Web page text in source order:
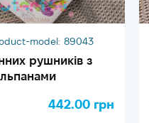
model: 89043
рушників з
442.00 грн